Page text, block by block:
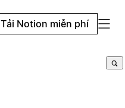
Tải Notion miễn phí